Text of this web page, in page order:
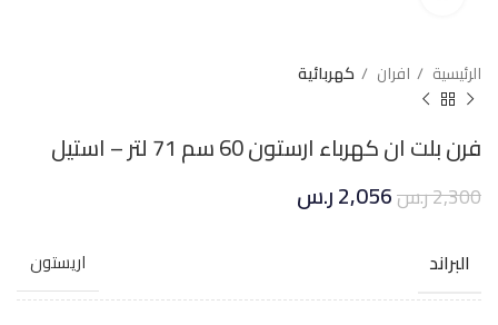
الرئيسية افران كهربائية
فرن بلت ان كهرباء ارستون 60 سم 71 لتر – استيل
2,300ر.س2,056ر.س
البراند اريستون